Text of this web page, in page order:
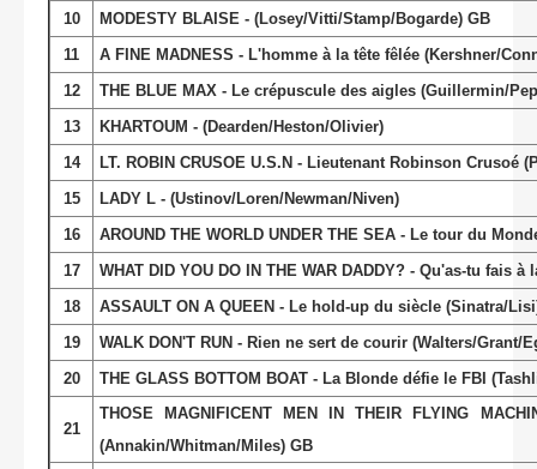
10
MODESTY BLAISE - (Losey/Vitti/Stamp/Bogarde) GB
11
A FINE MADNESS - L'homme à la tête fêlée (Kershner/
12
THE BLUE MAX - Le crépuscule des aigles (Guillermin/
13
KHARTOUM - (Dearden/Heston/Olivier)
14
LT. ROBIN CRUSOE U.S.N - Lieutenant Robinson Crusoé
15
LADY L - (Ustinov/Loren/Newman/Niven)
16
AROUND THE WORLD UNDER THE SEA - Le tour du
17
WHAT DID YOU DO IN THE WAR DADDY? - Qu'as-tu fais
18
ASSAULT ON A QUEEN - Le hold-up du siècle (Sinatra/
19
WALK DON'T RUN - Rien ne sert de courir (Walters/Grant/
20
THE GLASS BOTTOM BOAT - La Blonde défie le FBI
21
THOSE MAGNIFICENT MEN IN THEIR FLYING
(Annakin/Whitman/Miles) GB